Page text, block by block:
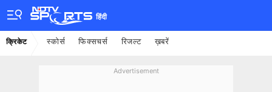
हिंदी
क्रिकेट स्कोर्स फिक्सचर्स रिजल्ट ख़बरें
Advertisement